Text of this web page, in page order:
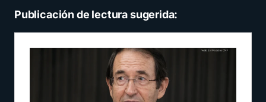
Publicación de lectura sugerida: